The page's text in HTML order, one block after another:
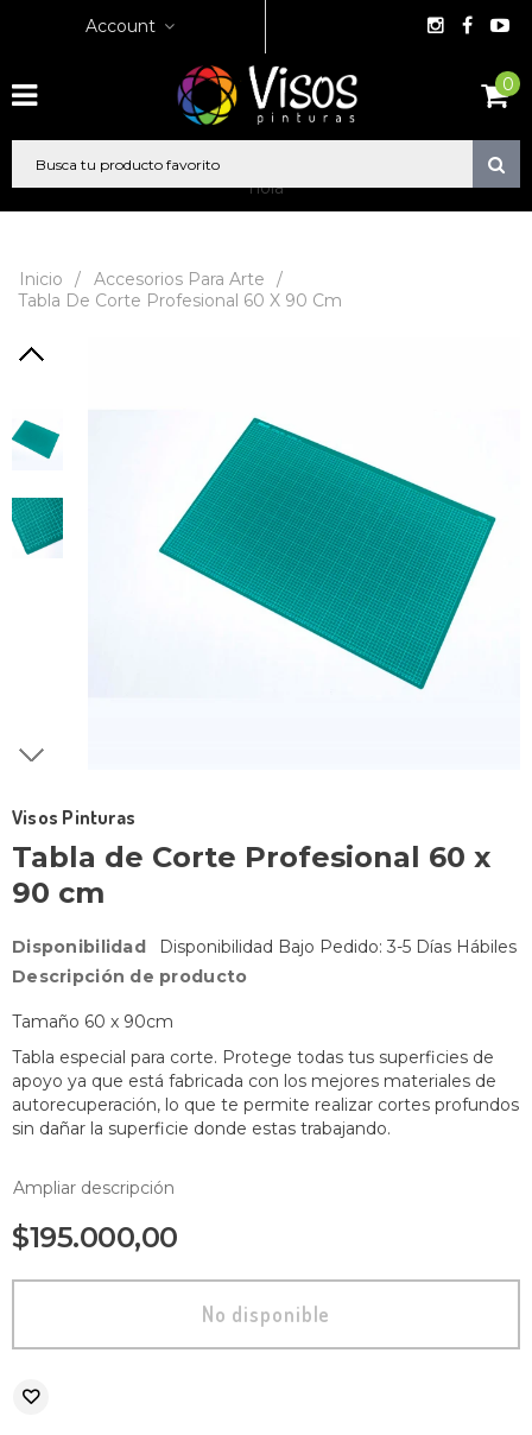
Account
0
hola
Inicio / Accesorios Para Arte
/
Tabla De Corte Profesional 60 X 90 Cm
Visos Pinturas
Tabla de Corte Profesional 60 x
90 cm
Disponibilidad
Disponibilidad Bajo Pedido: 3-5 Días Hábiles
Descripción de producto
Tamaño 60 x 90cm
Tabla especial para corte. Protege todas tus superficies de
apoyo ya que está fabricada con los mejores materiales de
autorecuperación, lo que te permite realizar cortes profundos
sin dañar la superficie donde estas trabajando.
Ampliar descripción
$195.000,00